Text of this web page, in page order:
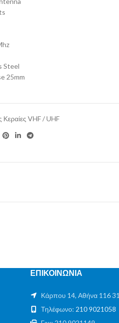
Steel
25mm
Κεραίες VHF / UHF
ΕΠΙΚΟΙΝΩΝΙΑ
Κάρπου 14, Αθήνα 116 31
Τηλέφωνο: 210 9021058